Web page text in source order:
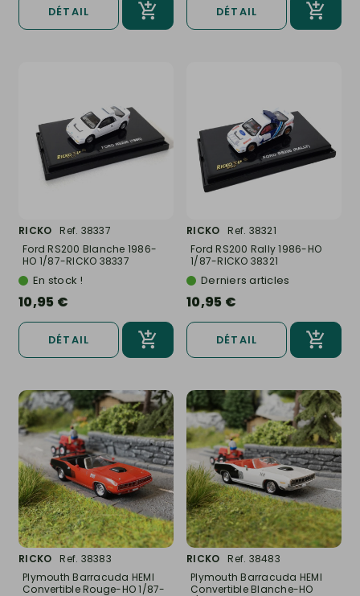
DÉTAIL DÉTAIL
RICKO
Ref. 38337
Ford RS200 Blanche 1986-
HO 1/87-RICKO 38337
En stock !
10,95 €
DÉTAIL
RICKO
Ref. 38321
Ford RS200 Rally 1986-HO
1/87-RICKO 38321
Derniers articles
10,95 €
DÉTAIL
RICKO
Ref. 38383
Plymouth Barracuda HEMI
Convertible Rouge-HO 1/87-
RICKO
Ref. 38483
Plymouth Barracuda HEMI
Convertible Blanche-HO